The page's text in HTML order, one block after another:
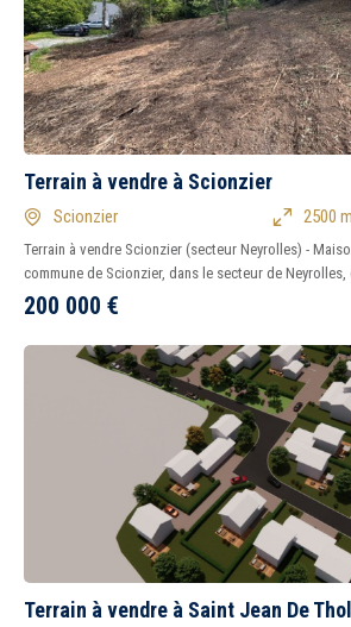
Terrain à vendre à Scionzier
Scionzier 2500
Terrain à vendre Scionzier (secteur Neyrolles) -
commune de Scionzier, dans le secteur de
200 000 €
Terrain à vendre à Saint Jean De